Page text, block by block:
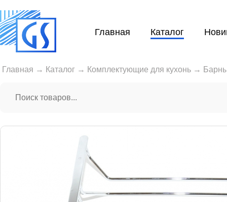
Главная Каталог
Главная → Каталог → Комплектующие для кухонь →